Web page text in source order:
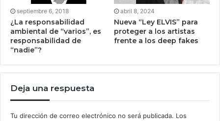
septiembre 6, 2018
¿La responsabilidad
ambiental de “varios”, es
responsabilidad de
“nadie”?
abril 8, 2024
Nueva “Ley ELVIS” para
proteger a los artistas
frente a los deep fakes
Deja una respuesta
Tu dirección de correo electrónico no será publicada. Los